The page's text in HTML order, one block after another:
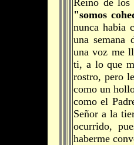
"somos
nunca habia
una semana
una voz me
ti, a lo que
rostro, pero
como un
como el
Señor a la
ocurrido,
haberme